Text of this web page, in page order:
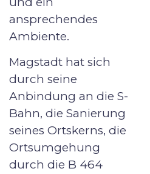
ansprechendes
Ambiente.
Magstadt hat sich
durch seine
Anbindung an die S-
Bahn, die Sanierung
seines Ortskerns, die
Ortsumgehung
durch die B 464